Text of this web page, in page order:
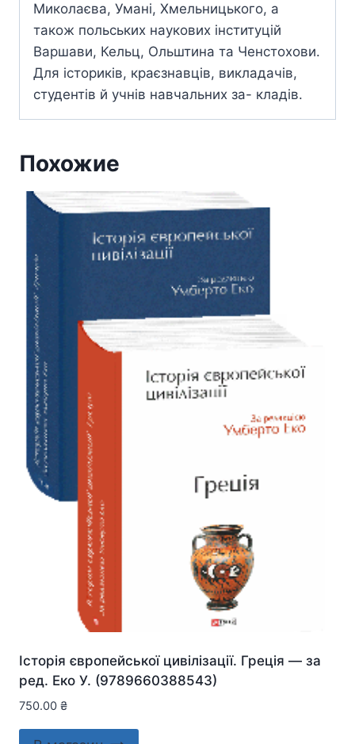
Миколаєва, Умані, Хмельницького, а
також польських наукових інституцій
Варшави, Кельц, Ольштина та Ченстохови.
Для істориків, краєзнавців, викладачів,
студентів й учнів навчальних за- кладів.
Похожие
Історія європейської цивілізації. Греція — за
ред. Еко У. (9789660388543)
750.00 ₴